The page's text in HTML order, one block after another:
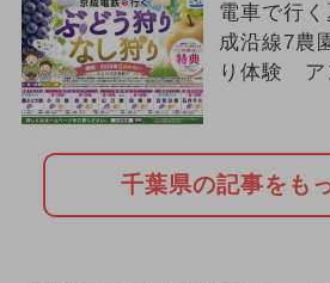
電車で行
成沿線7農
り体験 ア
千葉県の記事をも